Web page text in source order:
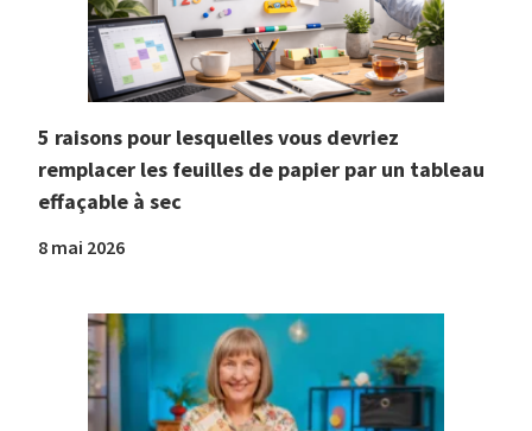
5 raisons pour lesquelles vous devriez
remplacer les feuilles de papier par un tableau
effaçable à sec
8 mai 2026